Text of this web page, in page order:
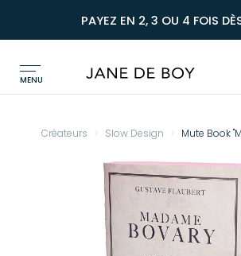
PAYEZ EN 2, 3 OU 4 FOIS
MENU
Créateurs Slow Design Mute Book